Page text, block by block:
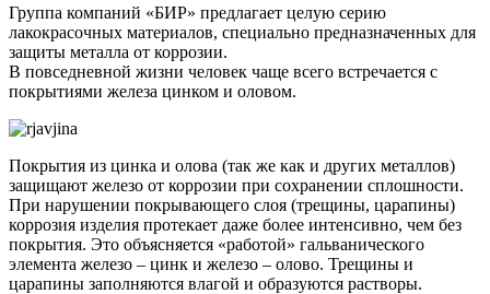
Группа компаний «БИР» предлагает целую серию
лакокрасочных материалов, специально предназначенных для
защиты металла от коррозии.
В повседневной жизни человек чаще всего встречается с
покрытиями железа цинком и оловом.
Покрытия из цинка и олова (так же как и других металлов)
защищают железо от коррозии при сохранении сплошности.
При нарушении покрывающего слоя (трещины, царапины)
коррозия изделия протекает даже более интенсивно, чем без
покрытия. Это объясняется «работой» гальванического
элемента железо – цинк и железо – олово. Трещины и
царапины заполняются влагой и образуются растворы.